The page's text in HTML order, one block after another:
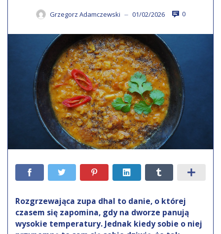
Grzegorz Adamczewski — 01/02/2026 0
Rozgrzewająca zupa dhal to danie, o której
czasem się zapomina, gdy na dworze panują
wysokie temperatury. Jednak kiedy sobie o niej